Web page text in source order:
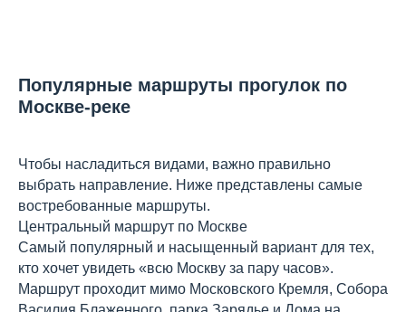
Популярные маршруты прогулок по
Москве-реке
Чтобы насладиться видами, важно правильно
выбрать направление. Ниже представлены самые
востребованные маршруты.
Центральный маршрут по Москве
Самый популярный и насыщенный вариант для тех,
кто хочет увидеть «всю Москву за пару часов».
Маршрут проходит мимо Московского Кремля, Собора